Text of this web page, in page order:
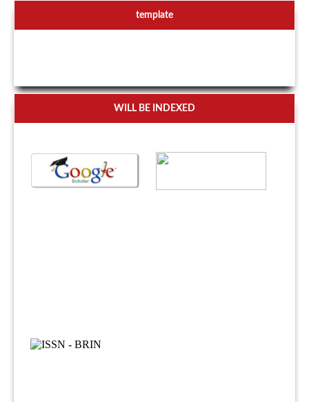
template
WILL BE INDEXED